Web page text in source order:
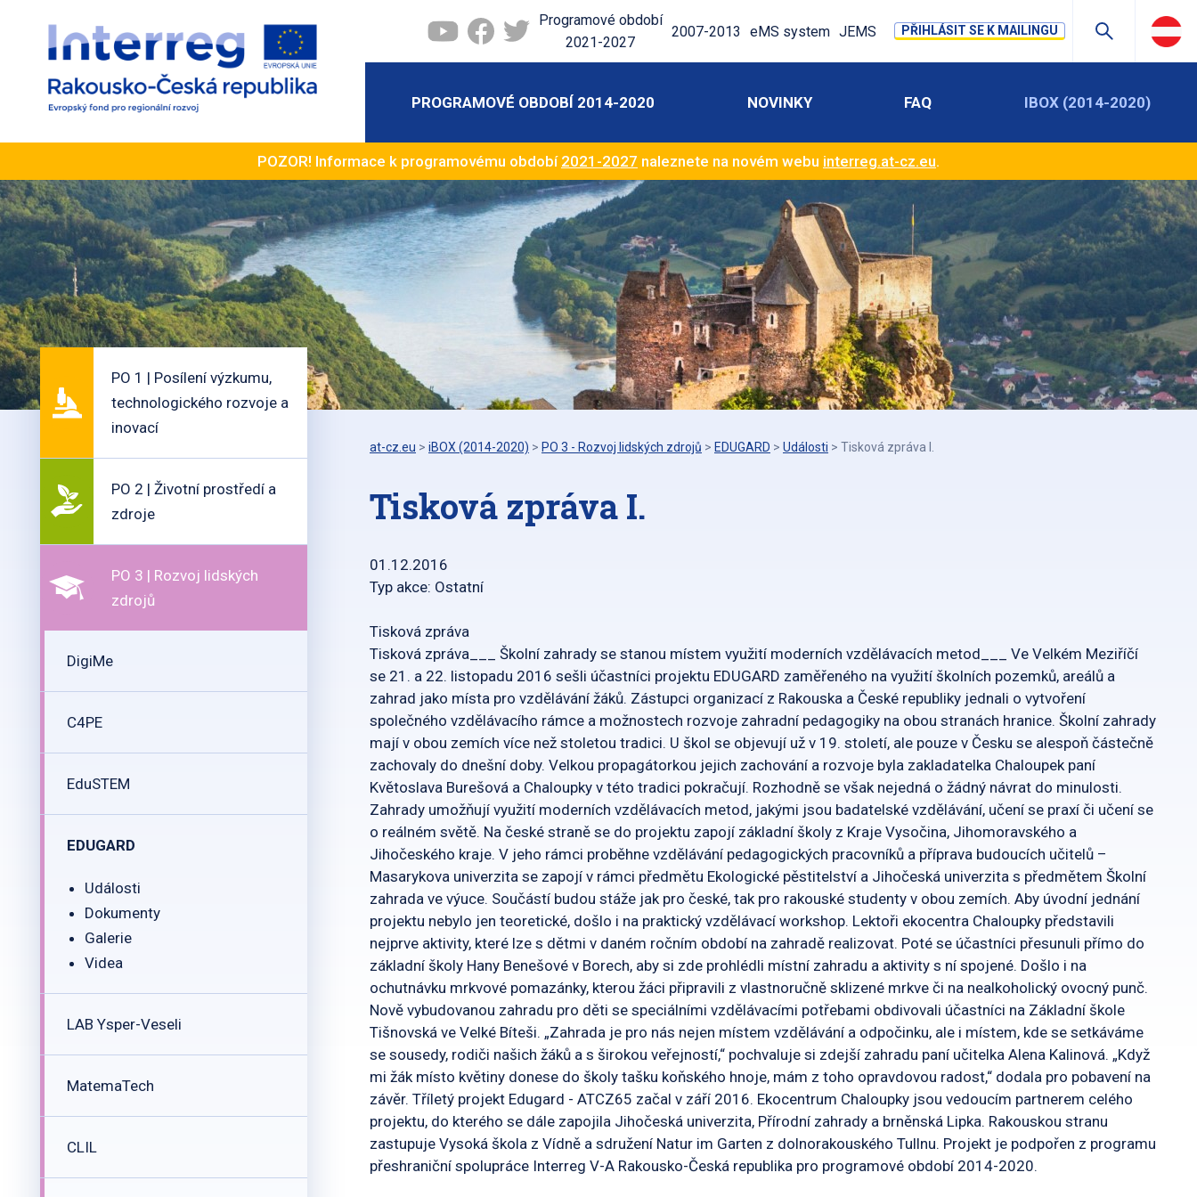
Programové období
2021-2027
2007-2013 eMS system JEMS PŘIHLÁSIT SE K MAILINGU
PROGRAMOVÉ OBDOBÍ 2014-2020 NOVINKY FAQ IBOX (2014-2020)
POZOR! Informace k programovému období 2021-2027 naleznete na novém webu interreg.at-cz.eu.
PO 1 | Posílení výzkumu,
technologického rozvoje a
inovací
PO 2 | Životní prostředí a
zdroje
PO 3 | Rozvoj lidských
zdrojů
DigiMe
C4PE
EduSTEM
EDUGARD
Události
Dokumenty
Galerie
Videa
LAB Ysper-Veseli
MatemaTech
CLIL
at-cz.eu > iBOX (2014-2020) > PO 3 - Rozvoj lidských zdrojů > EDUGARD > Události > Tisková zpráva I.
Tisková zpráva I.
01.12.2016
Typ akce: Ostatní
Tisková zpráva
Tisková zpráva___ Školní zahrady se stanou místem využití moderních vzdělávacích metod___ Ve Velkém Meziříčí
se 21. a 22. listopadu 2016 sešli účastníci projektu EDUGARD zaměřeného na využití školních pozemků, areálů a
zahrad jako místa pro vzdělávání žáků. Zástupci organizací z Rakouska a České republiky jednali o vytvoření
společného vzdělávacího rámce a možnostech rozvoje zahradní pedagogiky na obou stranách hranice. Školní zahrady
mají v obou zemích více než stoletou tradici. U škol se objevují už v 19. století, ale pouze v Česku se alespoň částečně
zachovaly do dnešní doby. Velkou propagátorkou jejich zachování a rozvoje byla zakladatelka Chaloupek paní
Květoslava Burešová a Chaloupky v této tradici pokračují. Rozhodně se však nejedná o žádný návrat do minulosti.
Zahrady umožňují využití moderních vzdělávacích metod, jakými jsou badatelské vzdělávání, učení se praxí či učení se
o reálném světě. Na české straně se do projektu zapojí základní školy z Kraje Vysočina, Jihomoravského a
Jihočeského kraje. V jeho rámci proběhne vzdělávání pedagogických pracovníků a příprava budoucích učitelů –
Masarykova univerzita se zapojí v rámci předmětu Ekologické pěstitelství a Jihočeská univerzita s předmětem Školní
zahrada ve výuce. Součástí budou stáže jak pro české, tak pro rakouské studenty v obou zemích. Aby úvodní jednání
projektu nebylo jen teoretické, došlo i na praktický vzdělávací workshop. Lektoři ekocentra Chaloupky představili
nejprve aktivity, které lze s dětmi v daném ročním období na zahradě realizovat. Poté se účastníci přesunuli přímo do
základní školy Hany Benešové v Borech, aby si zde prohlédli místní zahradu a aktivity s ní spojené. Došlo i na
ochutnávku mrkvové pomazánky, kterou žáci připravili z vlastnoručně sklizené mrkve či na nealkoholický ovocný punč.
Nově vybudovanou zahradu pro děti se speciálními vzdělávacími potřebami obdivovali účastníci na Základní škole
Tišnovská ve Velké Bíteši. „Zahrada je pro nás nejen místem vzdělávání a odpočinku, ale i místem, kde se setkáváme
se sousedy, rodiči našich žáků a s širokou veřejností,“ pochvaluje si zdejší zahradu paní učitelka Alena Kalinová. „Když
mi žák místo květiny donese do školy tašku koňského hnoje, mám z toho opravdovou radost,“ dodala pro pobavení na
závěr. Tříletý projekt Edugard - ATCZ65 začal v září 2016. Ekocentrum Chaloupky jsou vedoucím partnerem celého
projektu, do kterého se dále zapojila Jihočeská univerzita, Přírodní zahrady a brněnská Lipka. Rakouskou stranu
zastupuje Vysoká škola z Vídně a sdružení Natur im Garten z dolnorakouského Tullnu. Projekt je podpořen z programu
přeshraniční spolupráce Interreg V-A Rakousko-Česká republika pro programové období 2014-2020.